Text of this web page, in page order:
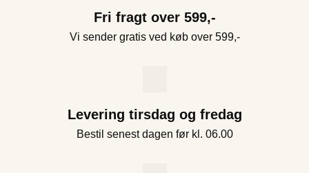
Fri fragt over 599,-
Vi sender gratis ved køb over 599,-
Levering tirsdag og fredag
Bestil senest dagen før kl. 06.00